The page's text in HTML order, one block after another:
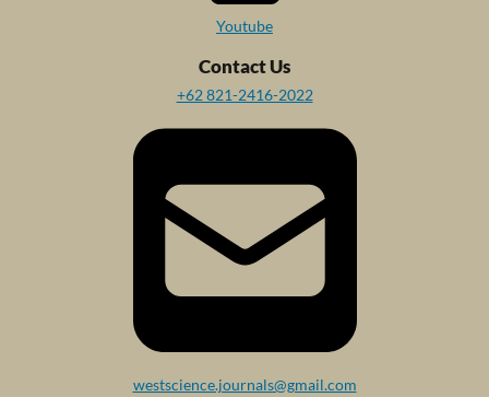
Youtube
Contact Us
+62 821-2416-2022
westscience.journals@gmail.com